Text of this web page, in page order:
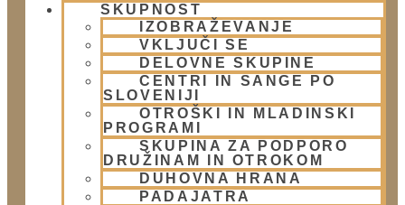
SKUPNOST
IZOBRAŽEVANJE
VKLJUČI SE
DELOVNE SKUPINE
CENTRI IN SANGE PO
SLOVENIJI
OTROŠKI IN MLADINSKI
PROGRAMI
SKUPINA ZA PODPORO
DRUŽINAM IN OTROKOM
DUHOVNA HRANA
PADAJATRA
Klikni gumb spodaj.
Doniraj
Obišči nas